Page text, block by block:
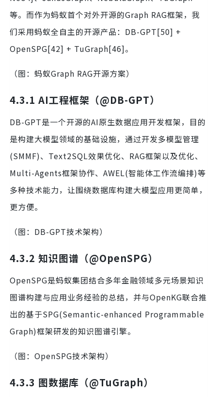
等。而作为蚂蚁首个对外开源的Graph RAG框架，我
们采用蚂蚁全自主的开源产品：DB-GPT[50] +
OpenSPG[42] + TuGraph[46]。
（图：蚂蚁Graph RAG开源方案）
4.3.1 AI工程框架（@DB-GPT）
DB-GPT是一个开源的AI原生数据应用开发框架，目的
是构建大模型领域的基础设施，通过开发多模型管理
(SMMF)、Text2SQL效果优化、RAG框架以及优化、
Multi-Agents框架协作、AWEL(智能体工作流编排)等
多种技术能力，让围绕数据库构建大模型应用更简单，
更方便。
（图：DB-GPT技术架构）
4.3.2 知识图谱（@OpenSPG）
OpenSPG是蚂蚁集团结合多年金融领域多元场景知识
图谱构建与应用业务经验的总结，并与OpenKG联合推
出的基于SPG(Semantic-enhanced Programmable
Graph)框架研发的知识图谱引擎。
（图：OpenSPG技术架构）
4.3.3 图数据库（@TuGraph）